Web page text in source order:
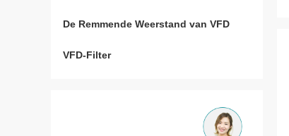
De Remmende Weerstand van VFD
VFD-Filter